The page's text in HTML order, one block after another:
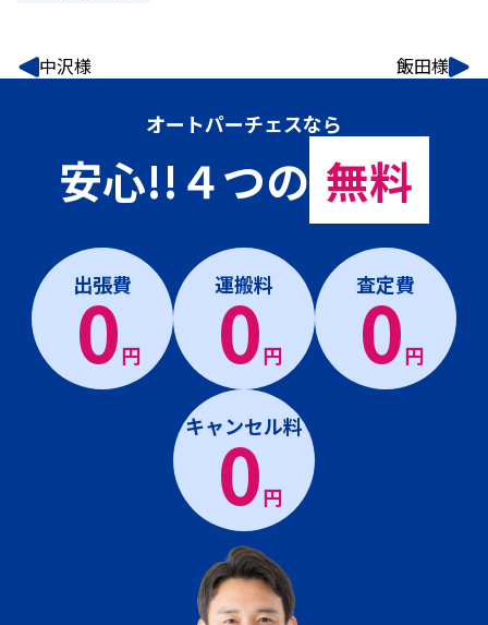
中沢様 飯田様
オートパーチェスなら
安心!!４つの 無料
出張費
0円
運搬料
0円
査定費
0円
キャンセル料
0円